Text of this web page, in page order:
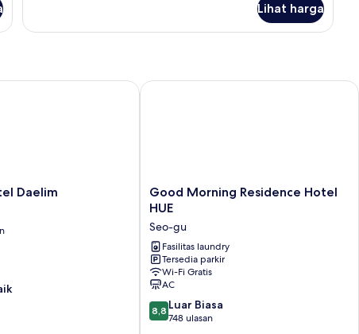
Lihat harga
Daelim
Good
Morning
Hotel
HUE
Seo-
gu
Good Morning Residence Hotel
HUE
Seo-gu
Fasilitas laundry
Tersedia parkir
Wi-Fi Gratis
AC
8.8
dari
8,8 Luar Biasa
748 ulasan
Good Morning Residence Hotel HUE